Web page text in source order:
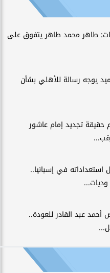
طاهر محمد طاهر يتفوق على
يوجه رسالة للأهلي بشأن
تجديد إمام عاشور
استعداداته في إسبانيا..
وديات...
أحمد عبد القادر للعودة..